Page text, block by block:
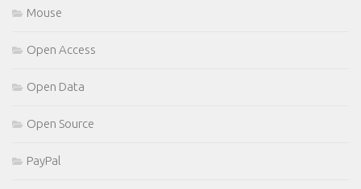
Mouse
Open Access
Open Data
Open Source
PayPal